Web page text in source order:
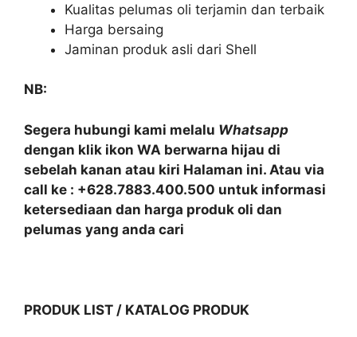
Kualitas pelumas oli terjamin dan terbaik
Harga bersaing
Jaminan produk asli dari Shell
NB:
Segera hubungi kami melalu Whatsapp
dengan klik ikon WA berwarna hijau di
sebelah kanan atau kiri Halaman ini. Atau via
call ke : +628.7883.400.500 untuk informasi
ketersediaan dan harga produk oli dan
pelumas yang anda cari
PRODUK LIST / KATALOG PRODUK